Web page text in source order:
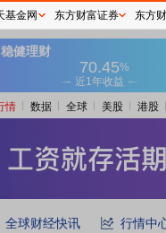
情 数据 全球 美股 港股
全球财经快讯 行情中
基金网 东方财富证券 东方